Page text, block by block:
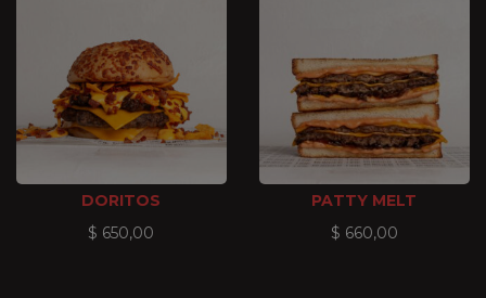
DORITOS
$ 650,00
PATTY MELT
$ 660,00